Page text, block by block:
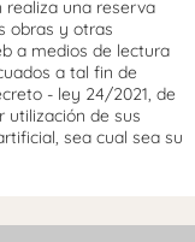
realiza una reserva
obras y otras
a medios de lectura
a tal fin de
- ley 24/2021, de
utilización de sus
sea cual sea su